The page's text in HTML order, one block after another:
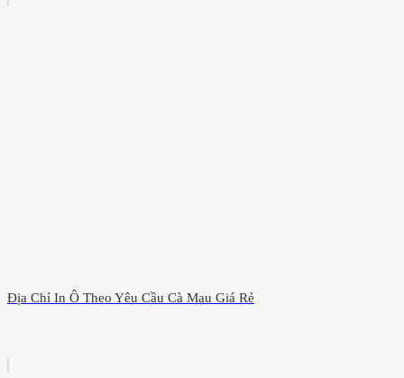
Địa Chỉ In Ô Theo Yêu Cầu Cà Mau Giá Rẻ